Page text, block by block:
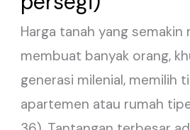
Harga tanah yang semakin
membuat banyak orang,
generasi milenial, memilih
apartemen atau rumah
Apartemen
atau
Rumah
Mungil
(30-